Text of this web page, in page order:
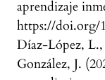
aprendizaje
https://doi.org/
Díaz-López,
González, J.